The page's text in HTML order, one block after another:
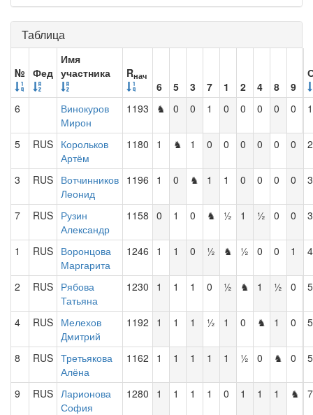
Таблица
№ Фед
Имя
участника
Rнач
6 5 3 7 1 2 4 8 9
6
Винокуров
Мирон
1193 ♞ 0 0 1 0 0 0 0 0
5 RUS Корольков
Артём
1180 1 ♞ 1 0 0 0 0 0 0
3 RUS Вотчинников
Леонид
1196 1 0 ♞ 1 1 0 0 0 0
7 RUS Рузин
Александр
1158 0 1 0 ♞ ½ 1 ½ 0 0
1 RUS Воронцова
Маргарита
1246 1 1 0 ½ ♞ ½ 0 0 1
2 RUS Рябова
Татьяна
1230 1 1 1 0 ½ ♞ 1 ½ 0
4 RUS Мелехов
Дмитрий
1192 1 1 1 ½ 1 0 ♞ 1 0
8 RUS Третьякова
Алёна
1162 1 1 1 1 1 ½ 0 ♞ 0
9 RUS Ларионова
София
1280 1 1 1 1 0 1 1 1 ♞